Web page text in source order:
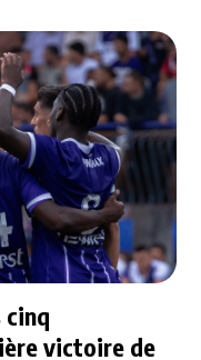
cinq
victoire de